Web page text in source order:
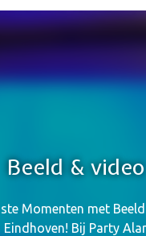
Beeld & video
Momenten met
Bij Party